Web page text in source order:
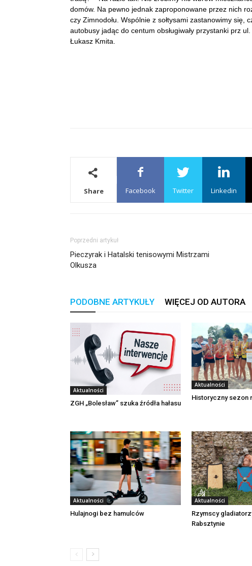
domów. Na pewno jednak zaproponowane przez nich
czy Zimnodołu. Wspólnie z sołtysami zastanowimy
autobusy jadąc do centum obsługiwały przystanki prz
Łukasz Kmita.
Share Facebook Twitter Linkedin
Poprzedni artykuł
Pieczyrak i Hatalski tenisowymi Mistrzami
Olkusza
PODOBNE ARTYKUŁY WIĘCEJ OD AUTORA
Aktualności
ZGH „Bolesław” szuka źródła hałasu
Aktualności
Historyczny sezon
Aktualności
Hulajnogi bez hamulców
Aktualności
Rzymscy
Rabsztynie